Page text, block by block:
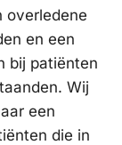
overledene
en een
bij patiënten
Wij
een
die in